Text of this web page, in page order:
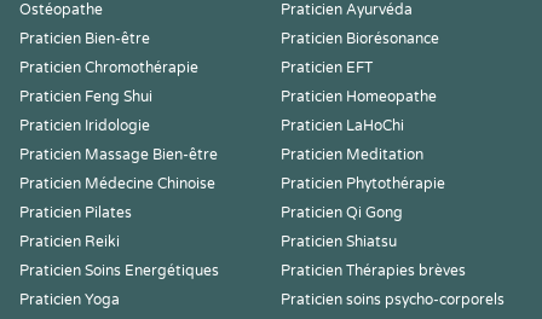
Ostéopathe
Praticien Ayurvéda
Praticien Bien-être
Praticien Biorésonance
Praticien Chromothérapie
Praticien EFT
Praticien Feng Shui
Praticien Homeopathe
Praticien Iridologie
Praticien LaHoChi
Praticien Massage Bien-être
Praticien Meditation
Praticien Médecine Chinoise
Praticien Phytothérapie
Praticien Pilates
Praticien Qi Gong
Praticien Reiki
Praticien Shiatsu
Praticien Soins Energétiques
Praticien Thérapies brèves
Praticien Yoga
Praticien soins psycho-corporels